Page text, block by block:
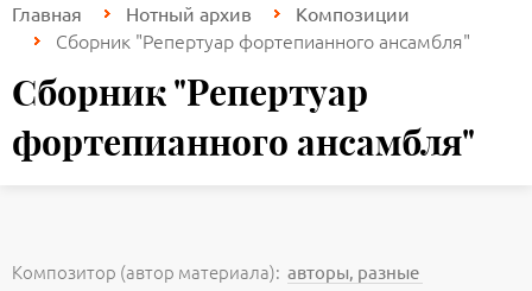
Главная Нотный архив Композиции
Сборник "Репертуар фортепианного ансамбля"
Сборник "Репертуар
фортепианного ансамбля"
Композитор (автор материала): авторы, разные